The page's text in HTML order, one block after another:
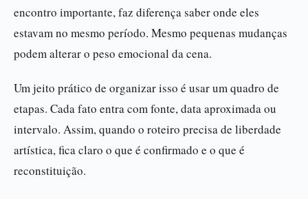
encontro importante, faz diferença saber onde eles
estavam no mesmo período. Mesmo pequenas mudanças
podem alterar o peso emocional da cena.
Um jeito prático de organizar isso é usar um quadro de
etapas. Cada fato entra com fonte, data aproximada ou
intervalo. Assim, quando o roteiro precisa de liberdade
artística, fica claro o que é confirmado e o que é
reconstituição.